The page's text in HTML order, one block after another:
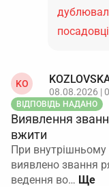
KO
08.08.2026 |
ВІДПОВІДЬ НАДАНО
Виявлення
вжити
При внутрішньому
виявлено звання
ведення во…